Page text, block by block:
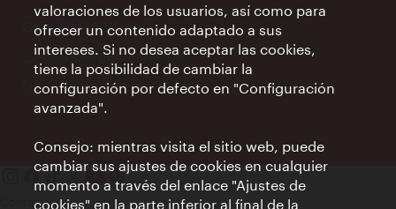
Conserje IA Viena
concierge.vienna.info
Información las 24 horas
Contacto
valoraciones de los usuarios, así como para
ofrecer un contenido adaptado a sus
intereses. Si no desea aceptar las cookies,
tiene la posibilidad de cambiar la
configuración por defecto en "Configuración
avanzada".
Consejo: mientras visita el sitio web, puede
cambiar sus ajustes de cookies en cualquier
momento a través del enlace "Ajustes de
cookies" en la parte inferior al final de la